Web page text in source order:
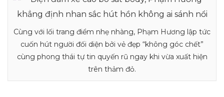
Cùng với lối trang điểm nhẹ nhàng, Phạm Hương lập tức
cuốn hút người đối diện bởi vẻ đẹp “không góc chết”
cùng phong thái tự tin quyến rũ ngay khi vừa xuất hiện
trên thảm đỏ.